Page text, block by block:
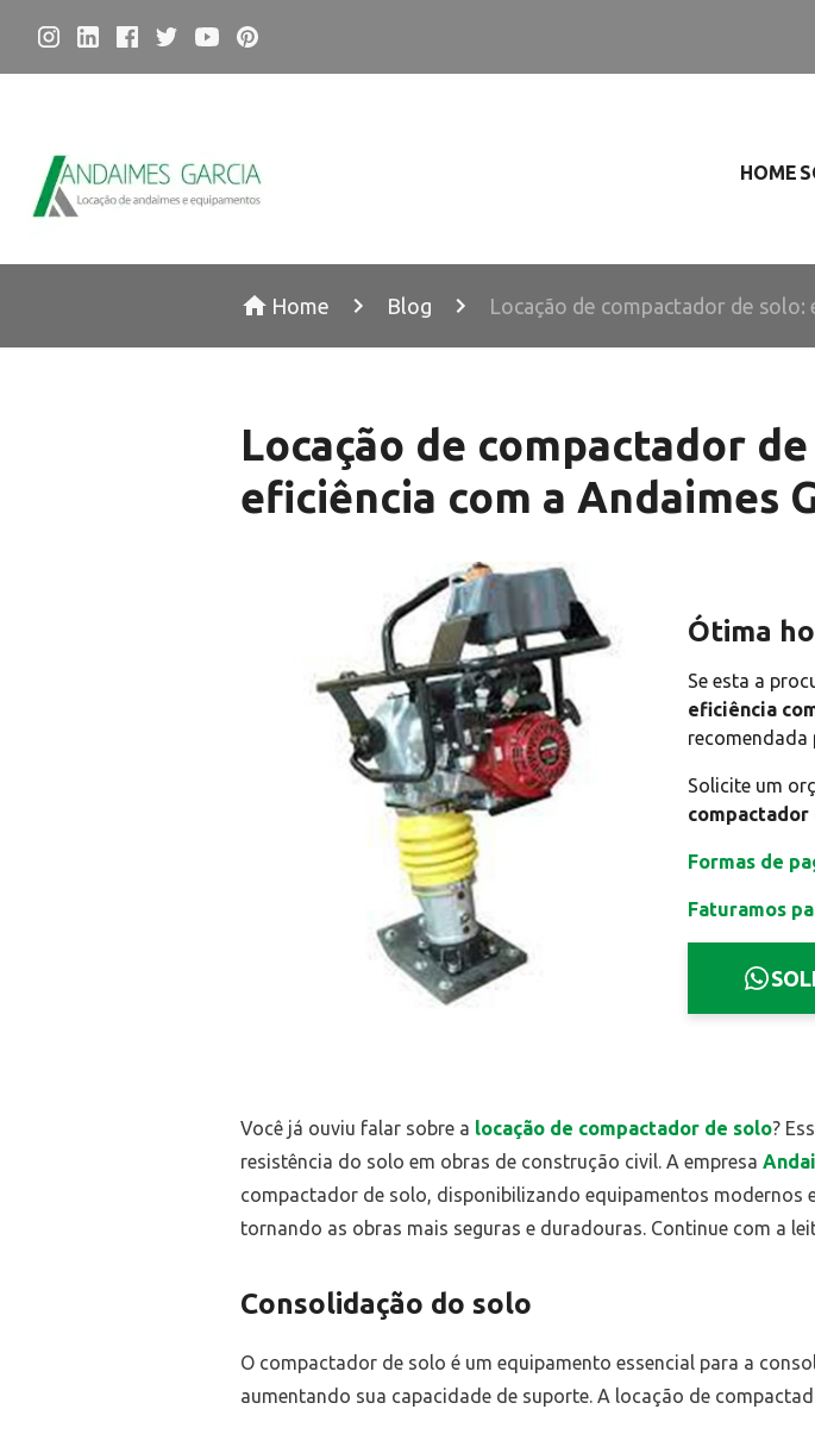
HOME
Home Blog Locação de compactador de solo:
Locação de compactador
eficiência com a Andaimes
Ótima
Se esta a
eficiência
recomendada
Solicite um
compactador
Formas de
Faturamos
Você já ouviu falar sobre a locação de compactador de solo?
resistência do solo em obras de construção civil. A empresa
compactador de solo, disponibilizando equipamentos modernos
tornando as obras mais seguras e duradouras. Continue com a
Consolidação do solo
O compactador de solo é um equipamento essencial para a
aumentando sua capacidade de suporte. A locação de